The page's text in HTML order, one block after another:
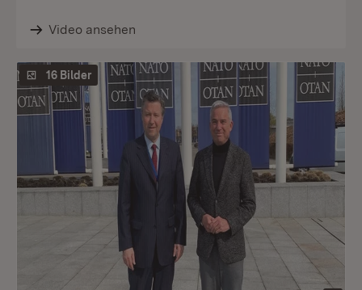
Video ansehen
16 Bilder